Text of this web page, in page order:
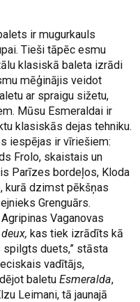
ir mugurkauls
Tieši tāpēc esmu
klasiskā baleta izrādi
mēģinājis veidot
ar spraigu sižetu,
Mūsu Esmeraldai ir
klasiskās dejas tehniku.
iespējas ir vīriešiem:
Frolo, skaistais un
Parīzes bordeļos, Kloda
kurā dzimst pēkšņas
Grenguārs.
Vaganovas
kas tiek izrādīts kā
duets,” stāsta
vadītājs,
baletuEsmeralda,
Leimani, tā jaunajā